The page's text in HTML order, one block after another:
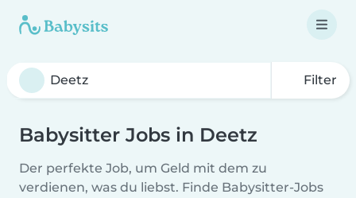
Filter
Babysitter Jobs in Deetz
Der perfekte Job, um Geld mit dem zu
verdienen, was du liebst. Finde Babysitter-Jobs